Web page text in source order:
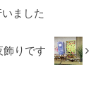
ました
飾りです